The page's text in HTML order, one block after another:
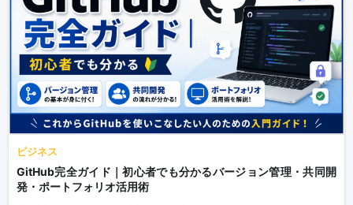
ビジネス
GitHub完全ガイド｜初心者でも分かるバージョン管理・共同開
発・ポートフォリオ活用術